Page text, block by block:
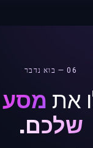
06 — בוא נדבר
את
שלכם.